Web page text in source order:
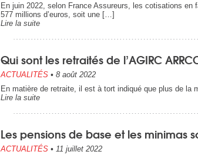
En juin 2022, selon France Assureurs, les cotisations en
577 millions d’euros, soit une […]
Lire la suite
Qui sont les retraités de l’AGIRC
ACTUALITÉS • 8 août 2022
En matière de retraite, il est à tort indiqué que plus de
Lire la suite
Les pensions de base et les minimas
ACTUALITÉS • 11 juillet 2022